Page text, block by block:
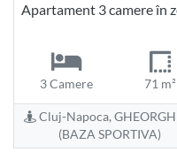
Apartament 3 camere în
3 Camere 71 m²
Cluj-Napoca,
(BAZA SPORTIVA)